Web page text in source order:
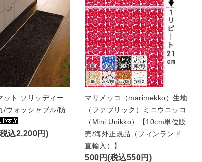
ット ソリッディー
/ウォッシャブル/防
込2,200円)
マリメッコ（marimekko）生地
（ファブリック）ミニウニッコ
（Mini Unikko）【10cm単位販
売/海外正規品（フィンランド
直輸入）】
500円(税込550円)